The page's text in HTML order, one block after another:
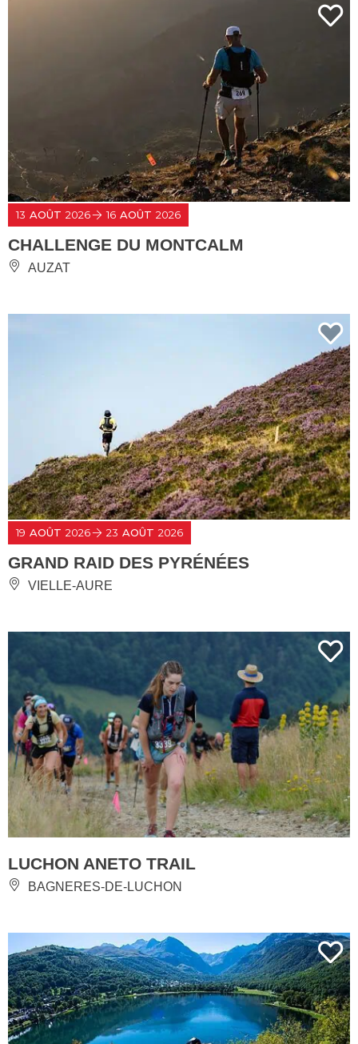
13 AOÛT 2026 16 AOÛT 2026
CHALLENGE DU MONTCALM
AUZAT
19 AOÛT 2026 23 AOÛT 2026
GRAND RAID DES PYRÉNÉES
VIELLE-AURE
LUCHON ANETO TRAIL
BAGNERES-DE-LUCHON